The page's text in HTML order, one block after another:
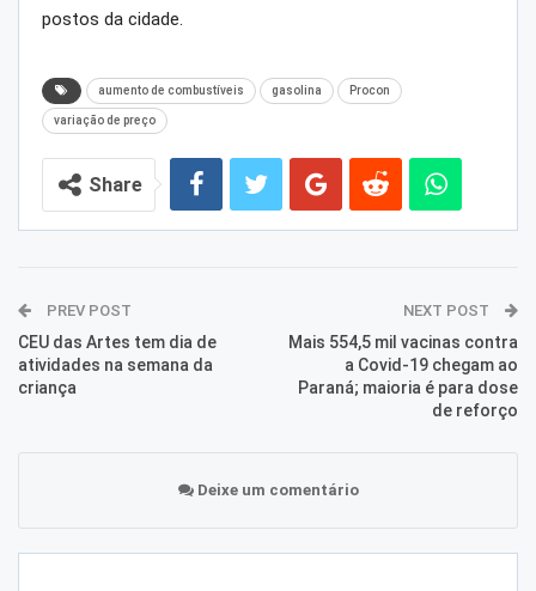
postos da cidade.
aumento de combustíveis gasolina Procon
variação de preço
Share
PREV POST
CEU das Artes tem dia de
atividades na semana da
criança
NEXT POST
Mais 554,5 mil vacinas contra
a Covid-19 chegam ao
Paraná; maioria é para dose
de reforço
Deixe um comentário